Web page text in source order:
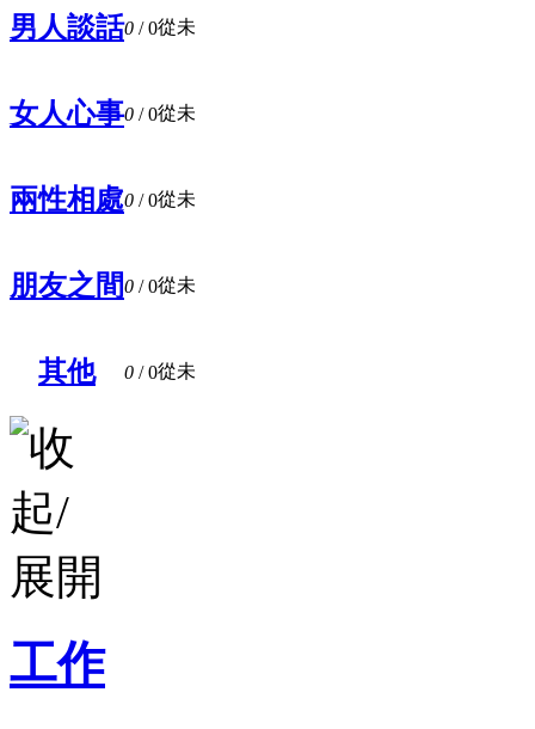
男人談話0 / 0從未
女人心事0 / 0從未
兩性相處0 / 0從未
朋友之間0 / 0從未
其他 0 / 0從未
工作